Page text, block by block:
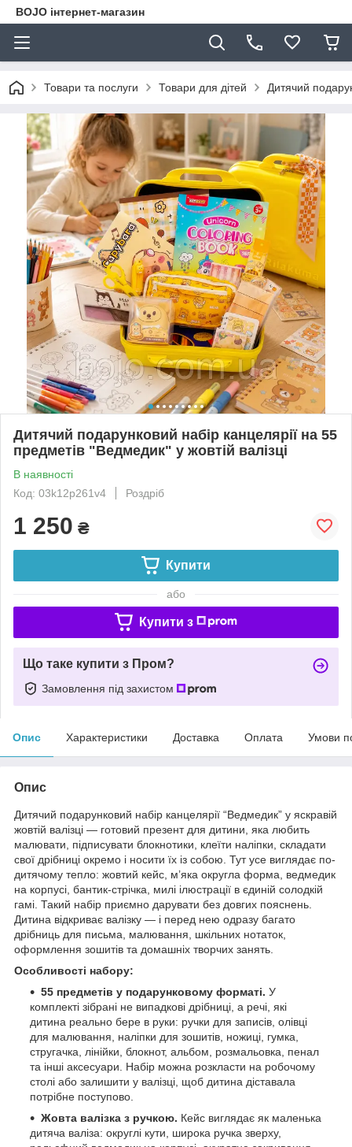
BOJO інтернет-магазин
Товари та послуги Товари для дітей Дитячий
Дитячий подарунковий набір канцелярії на 55
предметів "Ведмедик" у жовтій валізці
В наявності
Код: 03k12p261v4
Роздріб
1 250 ₴
Купити
або
Купити з
Що таке купити з Пром?
Замовлення під захистом
Опис Характеристики Доставка Оплата Умови
Опис
Дитячий подарунковий набір канцелярії “Ведмедик” у яскравій
жовтій валізці — готовий презент для дитини, яка любить
малювати, підписувати блокнотики, клеїти наліпки, складати
свої дрібниці окремо і носити їх із собою. Тут усе виглядає по-
дитячому тепло: жовтий кейс, м’яка округла форма, ведмедик
на корпусі, бантик-стрічка, милі ілюстрації в єдиній солодкій
гамі. Такий набір приємно дарувати без довгих пояснень.
Дитина відкриває валізку — і перед нею одразу багато
дрібниць для письма, малювання, шкільних нотаток,
оформлення зошитів та домашніх творчих занять.
Особливості набору:
55 предметів у подарунковому форматі. У
комплекті зібрані не випадкові дрібниці, а речі, які
дитина реально бере в руки: ручки для записів, олівці
для малювання, наліпки для зошитів, ножиці, гумка,
стругачка, лінійки, блокнот, альбом, розмальовка, пенал
та інші аксесуари. Набір можна розкласти на робочому
столі або залишити у валізці, щоб дитина діставала
потрібне поступово.
Жовта валізка з ручкою. Кейс виглядає як маленька
дитяча валіза: округлі кути, широка ручка зверху,